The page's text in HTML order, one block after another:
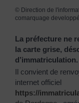
© Direction de
comarquage
La préfecture ne
la carte grise,
d’immatriculation.
Il convient de
internet officiel
https://